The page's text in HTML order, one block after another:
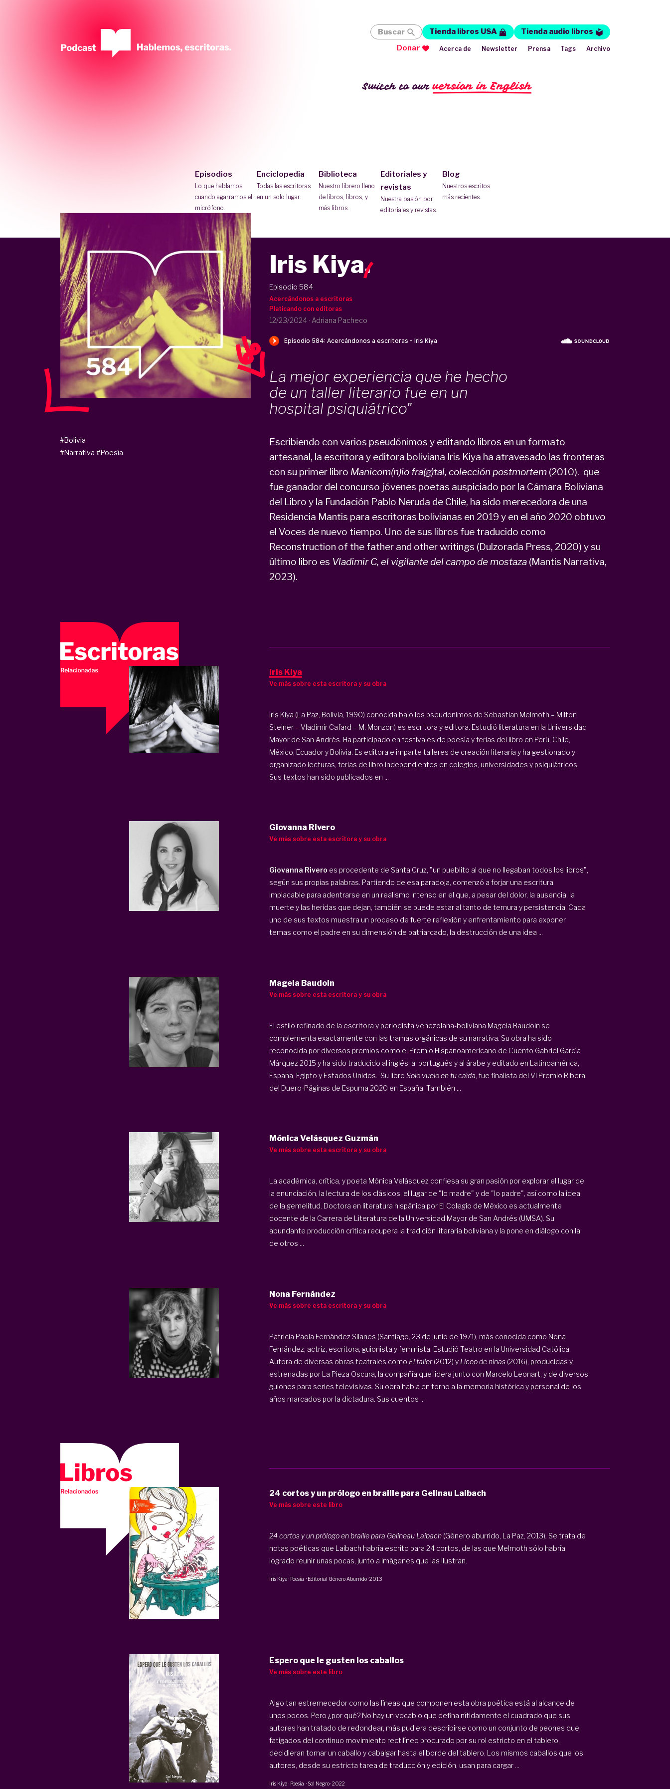
Switch to ourversion in English
Episodios
Lo que hablamos
cuando agarramos el
micrófono.
Enciclopedia
Todas las escritoras
en un solo lugar.
Biblioteca
Nuestro librero lleno
de libros, libros, y
más libros.
Editoriales y
revistas
Nuestra pasión por
editoriales y revistas.
Blog
Nuestros escritos
más recientes.
Buscar Tienda libros USA
Tienda audio libros
Donar
Acerca de Newsletter Prensa Tags Archivo
Iris Kiya.
Episodio 584
Acercándonos a escritoras
Platicando con editoras
12/23/2024· Adriana Pacheco
La mejor experiencia que he hecho
de un taller literario fue en un
hospital psiquiátrico"
Escribiendo con varios pseudónimos y editando libros en un formato
artesanal, la escritora y editora boliviana Iris Kiya ha atravesado las fronteras
con su primer libro Manicom(n)io fra(g)tal, colección postmortem(2010). que
fue ganador del concurso jóvenes poetas auspiciado por la Cámara Boliviana
del Libro y la Fundación Pablo Neruda de Chile, ha sido merecedora de una
Residencia Mantis para escritoras bolivianas en 2019 y en el año 2020 obtuvo
el Voces de nuevo tiempo. Uno de sus libros fue traducido como
Reconstruction of the father and other writings (Dulzorada Press, 2020) y su
último libro es Vladimir C, el vigilante del campo de mostaza(Mantis Narrativa,
2023).
#Bolivia
#Narrativa #Poesía
Iris Kiya
Ve más sobre esta escritora y su obra
Iris Kiya (La Paz, Bolivia, 1990) conocida bajo los pseudonimos de Sebastian Melmoth – Milton
Steiner – Vladimir Cafard – M. Monzon) es escritora y editora. Estudió literatura en la Universidad
Mayor de San Andrés. Ha participado en festivales de poesía y ferias del libro en Perú, Chile,
México, Ecuador y Bolivia. Es editora e imparte talleres de creación literaria y ha gestionado y
organizado lecturas, ferias de libro independientes en colegios, universidades y psiquiátricos.
Sus textos han sido publicados en ...
Giovanna Rivero
Ve más sobre esta escritora y su obra
Giovanna Rivero es procedente de Santa Cruz, "un pueblito al que no llegaban todos los libros",
según sus propias palabras. Partiendo de esa paradoja, comenzó a forjar una escritura
implacable para adentrarse en un realismo intenso en el que, a pesar del dolor, la ausencia, la
muerte y las heridas que dejan, también se puede estar al tanto de ternura y persistencia. Cada
uno de sus textos muestra un proceso de fuerte reflexión y enfrentamiento para exponer
temas como el padre en su dimensión de patriarcado, la destrucción de una idea ...
Magela Baudoin
Ve más sobre esta escritora y su obra
El estilo refinado de la escritora y periodista venezolana-boliviana Magela Baudoin se
complementa exactamente con las tramas orgánicas de su narrativa. Su obra ha sido
reconocida por diversos premios como el Premio Hispanoamericano de Cuento Gabriel García
Márquez 2015 y ha sido traducido al inglés, al portugués y al árabe y editado en Latinoamérica,
España, Egipto y Estados Unidos. Su libro Solo vuelo en tu caída, fue finalista del VI Premio Ribera
del Duero-Páginas de Espuma 2020 en España. También ...
Mónica Velásquez Guzmán
Ve más sobre esta escritora y su obra
La académica, crítica, y poeta Mónica Velásquez confiesa su gran pasión por explorar el lugar de
la enunciación, la lectura de los clásicos, el lugar de "lo madre" y de "lo padre", así como la idea
de la gemelitud. Doctora en literatura hispánica por El Colegio de México es actualmente
docente de la Carrera de Literatura de la Universidad Mayor de San Andrés (UMSA). Su
abundante producción crítica recupera la tradición literaria boliviana y la pone en diálogo con la
de otros ...
Nona Fernández
Ve más sobre esta escritora y su obra
Patricia Paola Fernández Silanes (Santiago, 23 de junio de 1971), más conocida como Nona
Fernández, actriz, escritora, guionista y feminista. Estudió Teatro en la Universidad Católica.
Autora de diversas obras teatrales como El taller(2012) y Liceo de niñas(2016), producidas y
estrenadas por La Pieza Oscura, la compañía que lidera junto con Marcelo Leonart, y de diversos
guiones para series televisivas. Su obra habla en torno a la memoria histórica y personal de los
años marcados por la dictadura. Sus cuentos ...
24 cortos y un prólogo en braille para Gelinau Laibach
Ve más sobre este libro
24 cortos y un prólogo en braille para Gelineau Laibach (Género aburrido, La Paz, 2013). Se trata de
notas poéticas que Laibach habría escrito para 24 cortos, de las que Melmoth sólo habría
logrado reunir unas pocas, junto a imágenes que las ilustran.
Iris Kiya · Poesía · Editorial Género Aburrido·2013
Espero que le gusten los caballos
Ve más sobre este libro
Algo tan estremecedor como las líneas que componen esta obra poética está al alcance de
unos pocos. Pero ¿por qué? No hay un vocablo que defina nítidamente el cuadrado que sus
autores han tratado de redondear, más pudiera describirse como un conjunto de peones que,
fatigados del continuo movimiento rectilíneo procurado por su rol estricto en el tablero,
decidieran tomar un caballo y cabalgar hasta el borde del tablero. Los mismos caballos que los
autores, desde su estricta tarea de traducción y edición, usan para cargar ...
Iris Kiya · Poesía ·Sol Negro·2022